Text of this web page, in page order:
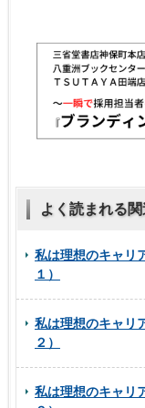
よく読まれる
私は理想のキャリ
１）
私は理想のキャリ
２）
私は理想のキャリ